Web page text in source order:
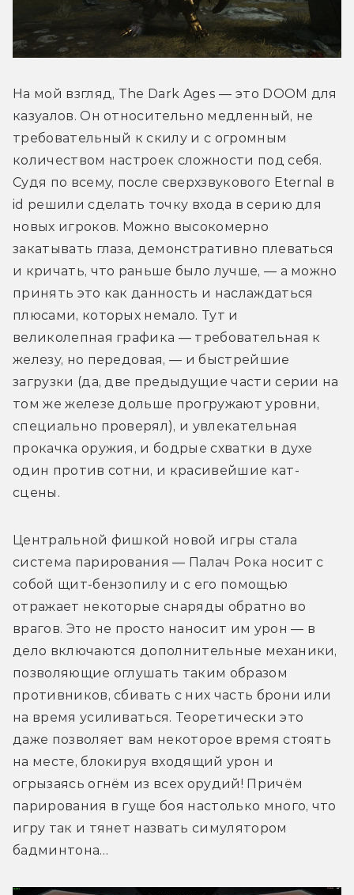
На мой взгляд, The Dark Ages — это DOOM для
казуалов. Он относительно медленный, не
требовательный к скилу и с огромным
количеством настроек сложности под себя.
Судя по всему, после сверхзвукового Eternal в
id решили сделать точку входа в серию для
новых игроков. Можно высокомерно
закатывать глаза, демонстративно плеваться
и кричать, что раньше было лучше, — а можно
принять это как данность и наслаждаться
плюсами, которых немало. Тут и
великолепная графика — требовательная к
железу, но передовая, — и быстрейшие
загрузки (да, две предыдущие части серии на
том же железе дольше прогружают уровни,
специально проверял), и увлекательная
прокачка оружия, и бодрые схватки в духе
один против сотни, и красивейшие кат-
сцены.
Центральной фишкой новой игры стала
система парирования — Палач Рока носит с
собой щит-бензопилу и с его помощью
отражает некоторые снаряды обратно во
врагов. Это не просто наносит им урон — в
дело включаются дополнительные механики,
позволяющие оглушать таким образом
противников, сбивать с них часть брони или
на время усиливаться. Теоретически это
даже позволяет вам некоторое время стоять
на месте, блокируя входящий урон и
огрызаясь огнём из всех орудий! Причём
парирования в гуще боя настолько много, что
игру так и тянет назвать симулятором
бадминтона…